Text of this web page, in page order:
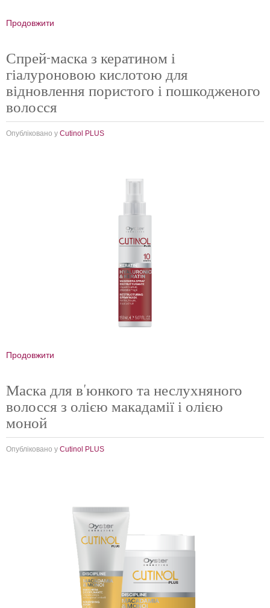
Продовжити
Спрей-маска з кератином і
гіалуроновою кислотою для
відновлення пористого і пошкодженого
волосся
Опубліковано у Cutinol PLUS
Продовжити
Маска для в'юнкого та неслухняного
волосся з олією макадамії і олією
моной
Опубліковано у Cutinol PLUS